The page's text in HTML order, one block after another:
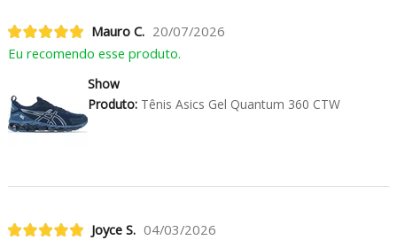
Mauro C. 20/07/2026
Eu recomendo esse produto.
Show
Produto:Tênis Asics Gel Quantum 360 CTW
Joyce S. 04/03/2026